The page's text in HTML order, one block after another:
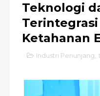
Teknologi
Ketahanan
Industri Penunjang,